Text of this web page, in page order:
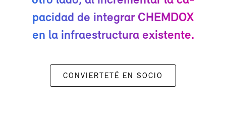
pa­ci­dad de in­te­grar CHEM­DOX
en la in­fra­es­truc­tu­ra exis­ten­te.
CON­VIER­TE­TÉ EN SO­CIO